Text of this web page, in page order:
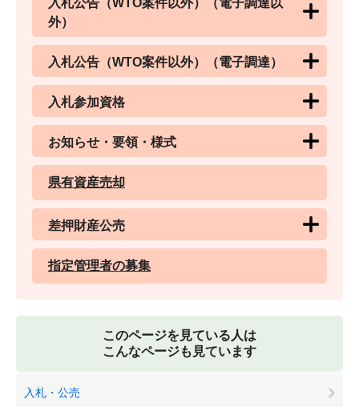
外）
入札公告（WTO案件以外）（電子調達）
入札参加資格
お知らせ・要領・様式
県有資産売却
差押財産公売
指定管理者の募集
このページを見ている人は
こんなページも見ています
入札・公売